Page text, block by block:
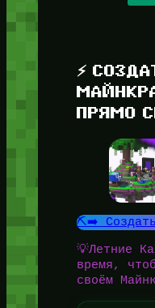
⚡
ПРЯМО
⛏️➡️
💡Летние
время,
своём